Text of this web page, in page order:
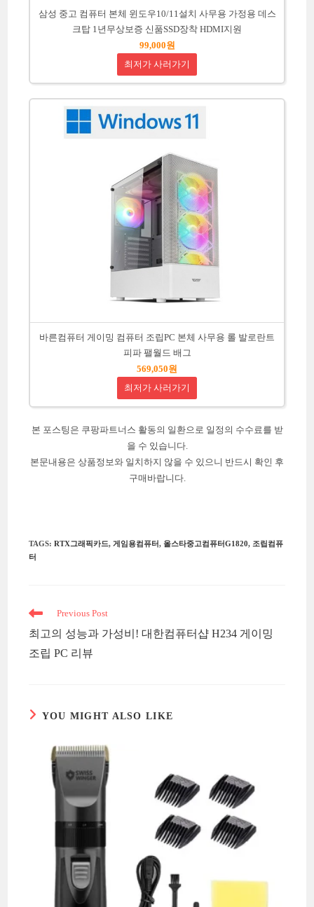
삼성 중고 컴퓨터 본체 윈도우10/11설치 사무용 가정용 데스
크탑 1년무상보증 신품SSD장착 HDMI지원
99,000원
최저가 사러가기
바른컴퓨터 게이밍 컴퓨터 조립PC 본체 사무용 롤 발로란트
피파 팰월드 배그
569,050원
최저가 사러가기
본 포스팅은 쿠팡파트너스 활동의 일환으로 일정의 수수료를 받
을 수 있습니다.
본문내용은 상품정보와 일치하지 않을 수 있으니 반드시 확인 후
구매바랍니다.
TAGS:RTX그래픽카드, 게임용컴퓨터, 올스타중고컴퓨터G1820, 조립컴퓨
터
Read
articles
Previous Post
최고의 성능과 가성비! 대한컴퓨터샵 H234 게이밍
조립 PC 리뷰
YOU MIGHT ALSO LIKE